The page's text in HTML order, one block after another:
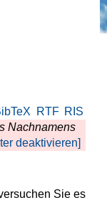
RTF RIS
Nachnamens
deaktivieren]
Sie es